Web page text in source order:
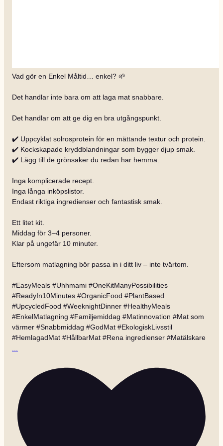
Vad gör en Enkel Måltid… enkel? 🌱
Det handlar inte bara om att laga mat snabbare.
Det handlar om att ge dig en bra utgångspunkt.
✔️ Uppcyklat solrosprotein för en mättande textur och protein.
✔️ Kockskapade kryddblandningar som bygger djup smak.
✔️ Lägg till de grönsaker du redan har hemma.
Inga komplicerade recept.
Inga långa inköpslistor.
Endast riktiga ingredienser och fantastisk smak.
Ett litet kit.
Middag för 3–4 personer.
Klar på ungefär 10 minuter.
Eftersom matlagning bör passa in i ditt liv – inte tvärtom.
#EasyMeals #Uhhmami #OneKitManyPossibilities
#ReadyIn10Minutes #OrganicFood #PlantBased
#UpcycledFood #WeeknightDinner #HealthyMeals
#EnkelMatlagning #Familjemiddag #Matinnovation #Mat som
värmer #Snabbmiddag #GodMat #EkologiskLivsstil
#HemlagadMat #HållbarMat #Rena ingredienser #Matälskare